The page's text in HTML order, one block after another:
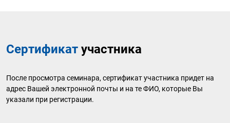
Сертификат участника
После просмотра семинара, сертификат участника придет на
адрес Вашей электронной почты и на те ФИО, которые Вы
указали при регистрации.